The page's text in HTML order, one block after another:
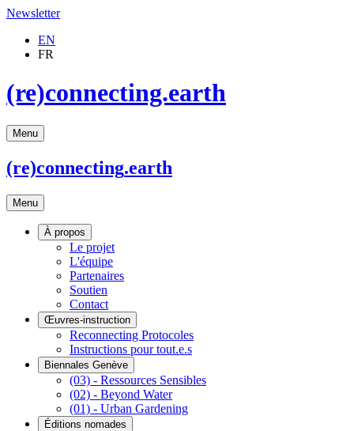
Newsletter
EN
FR
(re)connecting.earth
Menu
(re)connecting.earth
Menu
À propos
Le projet
L'équipe
Partenaires
Soutien
Contact
Œuvres-instruction
Reconnecting Protocoles
Instructions pour tout.e.s
Biennales Genève
(03) - Ressources Sensibles
(02) - Beyond Water
(01) - Urban Gardening
Éditions nomades